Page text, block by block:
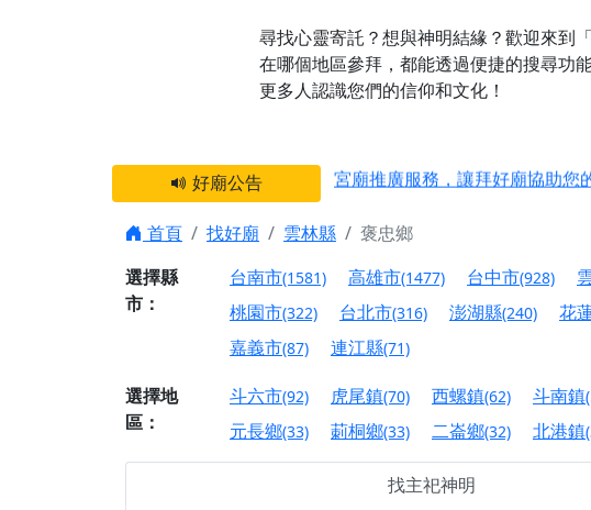
尋找心靈寄託？想與神明結緣？歡迎來到
在哪個地區參拜，都能透過便捷的搜尋功
更多人認識您們的信仰和文化！
好廟公告
宮廟推廣服務，讓拜好廟協助您
之旅」！
【台北北投 唭哩岸慈生宮】慶
【屏東縣獅子鄉 楓港清華山聖
願平安順遂的慈悲心意。
【桃園龜山 慈恩宮】丙午年梁
【新北貢寮 南極玉明殿】中元
下善緣。
首頁 找好廟 雲林縣
褒忠鄉
選擇縣
市：
台南市(1581) 高雄市(1477) 台中市(928)
桃園市(322) 台北市(316) 澎湖縣(240) 花
嘉義市(87) 連江縣(71)
選擇地
區：
斗六市(92) 虎尾鎮(70) 西螺鎮(62) 斗南鎮
元長鄉(33) 莿桐鄉(33) 二崙鄉(32) 北港鎮
找主祀神明